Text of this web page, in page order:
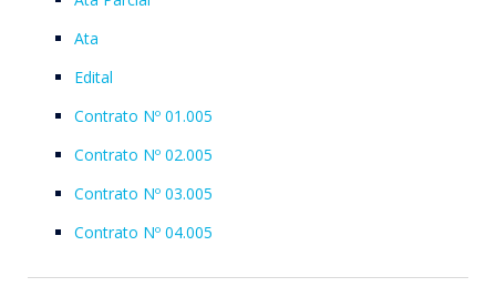
Ata
Edital
Contrato Nº 01.005
Contrato Nº 02.005
Contrato Nº 03.005
Contrato Nº 04.005